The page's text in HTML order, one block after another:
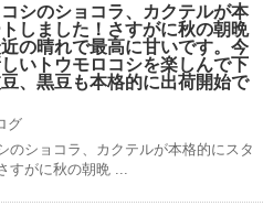
シのショコラ、カクテルが本
しました！さすがに秋の朝晩
の晴れで最高に甘いです。今
いトウモロコシを楽しんで下
、黒豆も本格的に出荷開始で
グ
のショコラ、カクテルが本格的にスタ
すがに秋の朝晩 ...